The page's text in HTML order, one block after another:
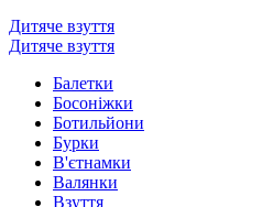
Дитяче взуття
Дитяче взуття
Балетки
Босоніжки
Ботильйони
Бурки
В'єтнамки
Валянки
Взуття